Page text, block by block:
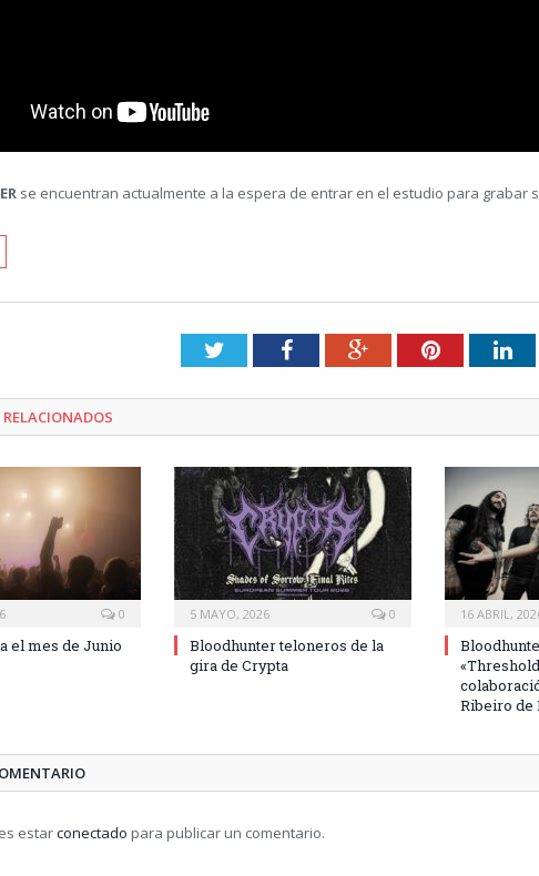
se encuentran actualmente a la espera de entrar en el estudio para grabar
TwitterFacebookGoogle+Pinterest
0
el mes de Junio
5 MAYO, 2026 0
Bloodhunter teloneros de la
gira de Crypta
16 ABRIL,
Ribeiro de
estarconectado para publicar un comentario.